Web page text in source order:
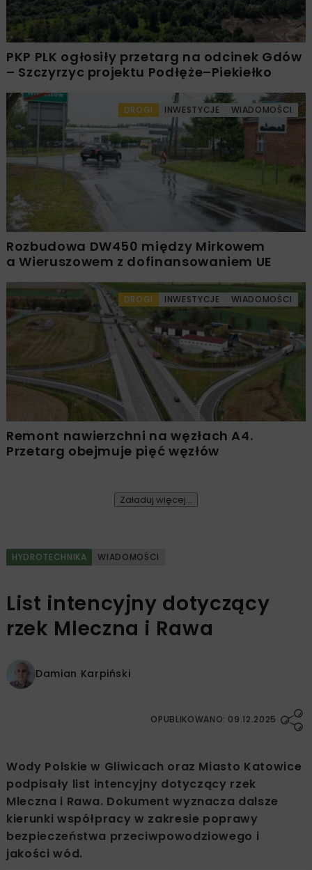
PKP PLK ogłosiły przetarg na odcinek Gdów
– Szczyrzyc projektu Podłęże–Piekiełko
DROGI INWESTYCJE WIADOMOŚCI
Rozbudowa DW450 między Mirkowem
a Wieruszowem z dofinansowaniem UE
DROGI INWESTYCJE WIADOMOŚCI
Remont nawierzchni na węzłach A4.
Przetarg obejmuje pięć węzłów
Załaduj więcej...
HYDROTECHNIKA WIADOMOŚCI
List intencyjny dotyczący
rzek Mleczna i Rawa
Damian Karpiński
OPUBLIKOWANO: 09.12.2025
Wody Polskie w Gliwicach oraz Miasto Katowice
podpisały list intencyjny dotyczący rzek
Mleczna i Rawa. Dokument wyznacza dalsze
kierunki współpracy w zakresie poprawy
bezpieczeństwa przeciwpowodziowego i
jakości wód.